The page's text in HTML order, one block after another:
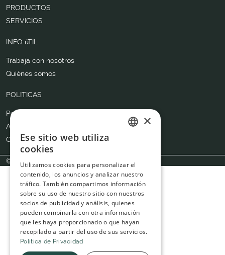
PRODUCTOS
SERVICIOS
INFO úTIL
Trabaja con nosotros
Quiènes somos
POLITICAS
Política de Privacidad
Aviso legal
Cookies
© Benfatto 2026
×
Ese sitio web utiliza
cookies
Utilizamos cookies para personalizar el
contenido, los anuncios y analizar nuestro
tráfico. También compartimos información
sobre su uso de nuestro sitio con nuestros
socios de publicidad y análisis, quienes
pueden combinarla con otra información
que les haya proporcionado o que hayan
recopilado a partir del uso de sus servicios.
Politica de Privacidad